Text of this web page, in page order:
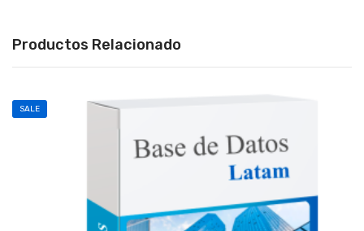
Productos Relacionado
SALE